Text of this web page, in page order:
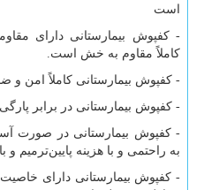
است
- کفپوش بیمارستانی دارای
کاملاً مقاوم به خش است.
- کفپوش بیمارستانی کاملاً امن و
- کفپوش بیمارستانی در برابر
- کفپوش بیمارستانی در صورت
به راحتمی و با هزینه پایین‌ترمیم
- کفپوش بیمارستانی دارای خاصیت